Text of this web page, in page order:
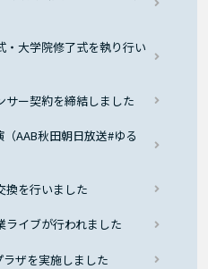
大学院修了式を執り行い
サー契約を締結しました
AAB秋田朝日放送#ゆる
換を行いました
イブが行われました
ザを実施しました